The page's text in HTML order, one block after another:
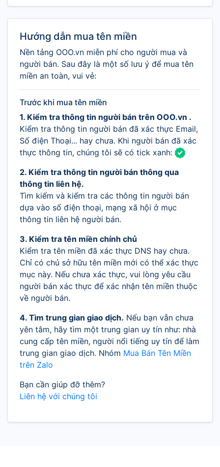
Hướng dẫn mua tên miền
Nền tảng OOO.vn miễn phí cho người mua và
người bán. Sau đây là một số lưu ý để mua tên
miền an toàn, vui vẻ:
Trước khi mua tên miền
1. Kiểm tra thông tin người bán trên OOO.vn .
Kiểm tra thông tin người bán đã xác thực Email,
Số điện Thoại... hay chưa. Khi người bán đã xác
thực thông tin, chúng tôi sẽ có tick xanh:
2. Kiểm tra thông tin người bán thông qua
thông tin liên hệ.
Tìm kiếm và kiểm tra các thông tin người bán
dựa vào số điện thoại, mạng xã hội ở mục
thông tin liên hệ người bán.
3. Kiểm tra tên miền chính chủ
Kiểm tra tên miền đã xác thực DNS hay chưa.
Chỉ có chủ sở hữu tên miền mới có thể xác thực
mục này. Nếu chưa xác thực, vui lòng yêu cầu
người bán xác thực để xác nhận tên miền thuộc
về người bán.
4. Tìm trung gian giao dịch. Nếu bạn vẫn chưa
yên tâm, hãy tìm một trung gian uy tín như: nhà
cung cấp tên miền, người nổi tiếng uy tín để làm
trung gian giao dịch. Nhóm Mua Bán Tên Miền
trên Zalo
Bạn cần giúp đỡ thêm?
Liên hệ với chúng tôi